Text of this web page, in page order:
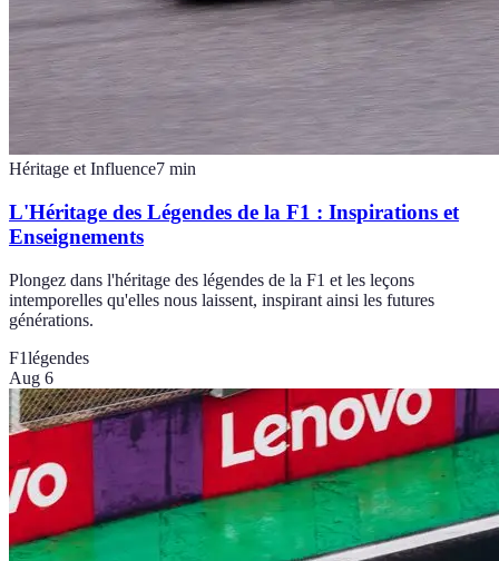
Héritage et Influence7 min
L'Héritage des Légendes de la F1 : Inspirations et
Enseignements
Plongez dans l'héritage des légendes de la F1 et les leçons
intemporelles qu'elles nous laissent, inspirant ainsi les futures
générations.
F1légendes
Aug 6